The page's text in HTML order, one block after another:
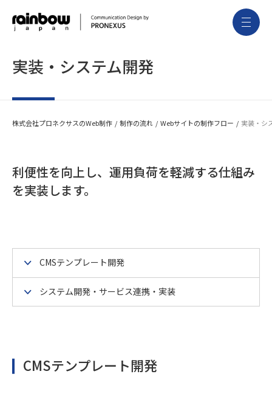
実装・システム開発
株式会社プロネクサスのWeb制作 制作の流れ Webサイトの制作フロー 実装・シ
利便性を向上し、運用負荷を軽減する仕組み
を実装します。
CMSテンプレート開発
システム開発・サービス連携・実装
CMSテンプレート開発